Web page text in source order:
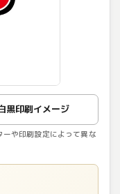
黒印刷イメージ
や印刷設定によって異な
す。